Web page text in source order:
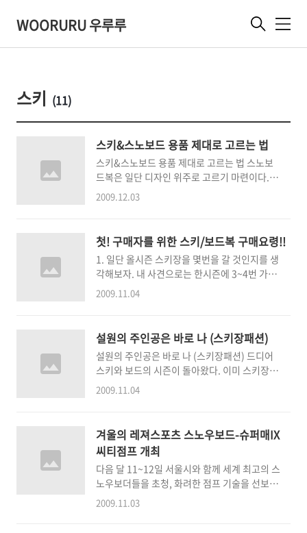
WOORURU 우루루 메
스키 (11)
스키&스노보드 용품 제대로 고르는 법
스키&스노보드 용품 제대로 고르는 법 스노보
드복은 일단 디자인 위주로 고르기 마련이다. 최
근 유행하는 패턴은 상의는 타이트 하게 하의는
수, 발수 기능. 방수 기능이 없는 의류를 착용할
시 몸으로 구르는 일이 많은 초보자의 경우 몽땅
젖게 되고 그대로 얼어버리면 감기 걸리기 십상
이다. 방수는 5000m 이상이 되는 것을 골라야
한다. 젖기 쉬운 바지의 경우 15000~20000m
않다면 내피가 있는 면으로 된 웃옷을 입어주는
게 좋다. 심하게 추운 날은 땀 배출이 잘 되는 속
옷을 겹쳐 입고 방풍 기능이 있는 의류를 선택하
면..
2009.12.03
첫! 구매자를 위한 스키/보드복 구매요령!!
1. 일단 올시즌 스키장을 몇번을 갈 것인지를 생
각해보자. 내 사견으로는 한시즌에 3~4번 가고
자 보드복을 사려면 낭비라고 생각한다. 그래도
에 렌탈 하의를 착용하는 것을 추천하는 바이다.
2. 보드복 여름에 구입하자 한여름에 무슨 보드
복 타령일까? 원래 에어콘은 한겨울에 가장 싸
다고 한다. 보드복도 마찬가지다. 보드복은 보
통 9~10월에 그해 시즌의 신상품이 출시되고
드복을 저렴하게 구입할 수 있는 기간이다. 물론
디자인이 이쁜 제품은 신상으로 물건이 많이 빠
지기 때문에 디자인을 중시하는 사람이라면 신
상으로 구입해야 한다...
2009.11.04
설원의 주인공은 바로 나 (스키장패션)
설원의 주인공은 바로 나 (스키장패션) 드디어
스키와 보드의 시즌이 돌아왔다. 이미 스키장에
는 주말이면 많은 인파로 한 겨울 스포츠의 열기
스키장에 모습을 드러낸다고 하는데 제대로 스
키시즌을 즐기기 위한 준비는 이제부터 시작해
보자. 올 겨울 스키어와 보더들을 위한 브랜드마
다 새로운 스키와 보드 패션을 선보이고 있는데
아직까지 망설이는 겨울 레포츠 마니아를 위한
정보를 소재한다. 올 겨울 과연 어떤 컬러의 어
2009.11.04
겨울의 레져스포츠 스노우보드-슈퍼매IX
씨티점프 개최
다음 달 11~12일 서울시와 함께 세계 최고의 스
노우보더들을 초청, 화려한 점프 기술을 선보이
는 '현대카드 슈퍼매치IX-스노우보드 씨티점
2009.11.03